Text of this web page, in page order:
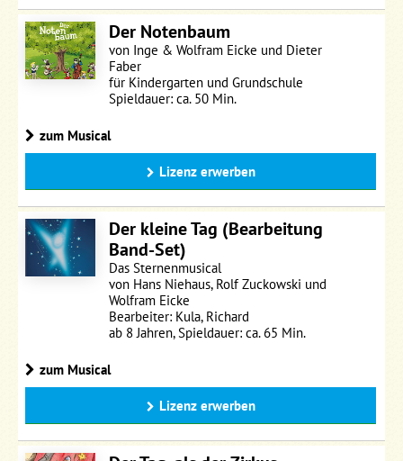
Der Notenbaum
von Inge & Wolfram Eicke und Dieter
Faber
für Kindergarten und Grundschule
Spieldauer: ca. 50 Min.
zum Musical
Lizenz erwerben
Der kleine Tag (Bearbeitung
Band-Set)
Das Sternenmusical
von Hans Niehaus, Rolf Zuckowski und
Wolfram Eicke
Bearbeiter: Kula, Richard
ab 8 Jahren, Spieldauer: ca. 65 Min.
zum Musical
Lizenz erwerben